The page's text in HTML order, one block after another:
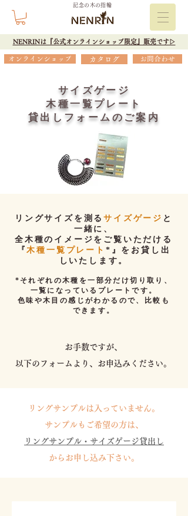
記念の木の指輪
NENRINは『公式オンラインショップ限定』販売です▷
オンラインショップ カタログ お問合わせ
サイズゲージ
木種一覧プレート
貸出しフォームのご案内
リングサイズを測るサイズゲージ と
一緒に、
全木種のイメージをご覧いただける
『木種一覧プレート *』をお貸し出
しいたします。
*それぞれの木種を一部分だけ切り取り、
一覧になっているプレートです。
色味や木目の感じがわかるので、比較も
できます。
お手数ですが、
以下のフォームより、お申込みください。​
リングサンプルは入っていません。
サンプルもご希望の方は、
リングサンプル・サイズゲージ貸出し
からお申し込み下さい。